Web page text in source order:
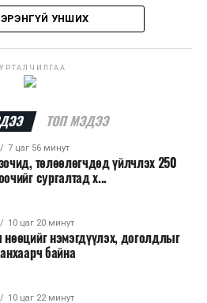
түймрийн нэг голомтыг
эрүүгийн хэрэг үүсгэн
тогтоож байгаа бөгөөд
гэж үзэж байгаа аж.
мужид 90 гаруй томоохон ой,
үргэлжилж байгаагийн
болон Вашингтон мужид
уурын байгууллагууд ойрын
температур дахин огцом
нь гал унтраах ажиллагаанд
УНШИХ
ТОП МЭДЭЭ
7 цаг 56 минут
төлөөлөгчдөд үйлчлэх 250
сургалтад х...
10 цаг 20 минут
нөөцийг нэмэгдүүлэх, доголдлыг
байна
10 цаг 22 минут